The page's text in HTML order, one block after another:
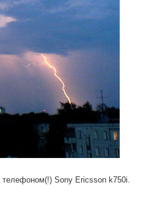
Sony Ericsson k750i.